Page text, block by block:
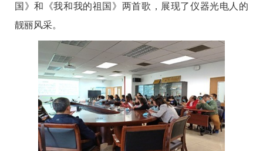
国》和《我和我的祖国》两首歌，展现了仪器光电人的
靓丽风采。